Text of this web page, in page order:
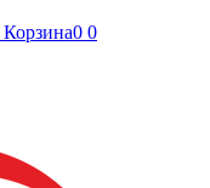
Корзина0 0